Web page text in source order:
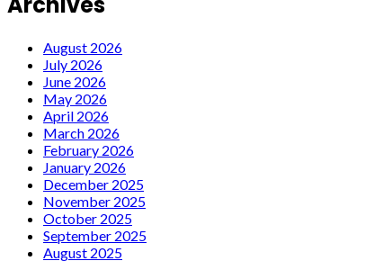
August 2026
July 2026
June 2026
May 2026
April 2026
March 2026
February 2026
January 2026
December 2025
November 2025
October 2025
September 2025
August 2025